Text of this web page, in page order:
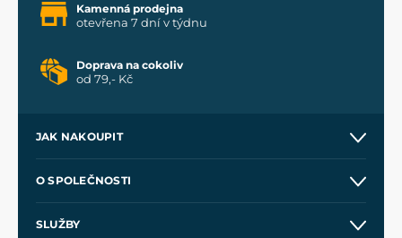
Kamenná prodejna
otevřena 7 dní v týdnu
Doprava na cokoliv
od 79,- Kč
JAK NAKOUPIT
Velkoobchod
O SPOLEČNOSTI
SLUŽBY